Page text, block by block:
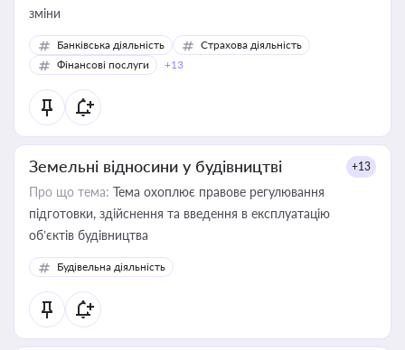
зміни
Банківська діяльність
Страхова діяльність
Фінансові послуги
+13
Земельні відносини у будівництві +13
Про що тема: Тема охоплює правове регулювання
підготовки, здійснення та введення в експлуатацію
об’єктів будівництва
Будівельна діяльність